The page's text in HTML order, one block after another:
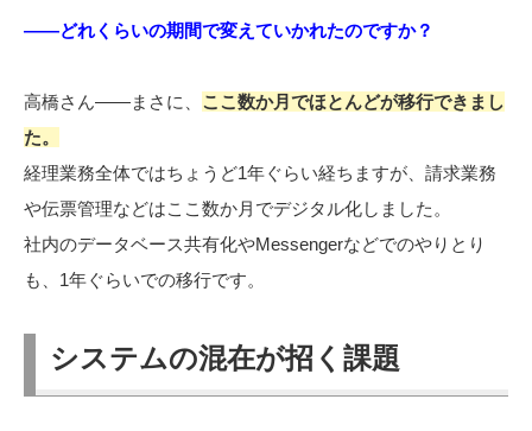
――どれくらいの期間で変えていかれたのですか？
高橋さん――まさに、 ここ数か月でほとんどが移行できまし
た。
経理業務全体ではちょうど1年ぐらい経ちますが、請求業務
や伝票管理などはここ数か月でデジタル化しました。
社内のデータベース共有化やMessengerなどでのやりとり
も、1年ぐらいでの移行です。
システムの混在が招く課題